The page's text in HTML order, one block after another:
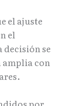
el ajuste
el
decisión se
amplia con